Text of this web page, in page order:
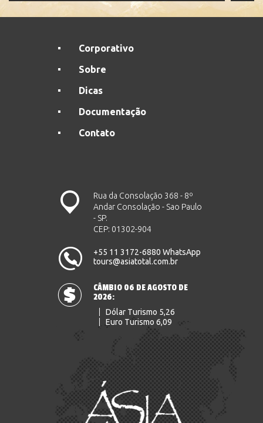
Corporativo
Sobre
Dicas
Documentação
Contato
Rua da Consolação 368 - 8º
Andar Consolação - Sao Paulo
- SP.
CEP: 01302-904
+55 11 3172-6880 WhatsApp
tours@asiatotal.com.br
CÂMBIO 06 DE AGOSTO DE
2026:
Dólar Turismo 5,26
Euro Turismo 6,09